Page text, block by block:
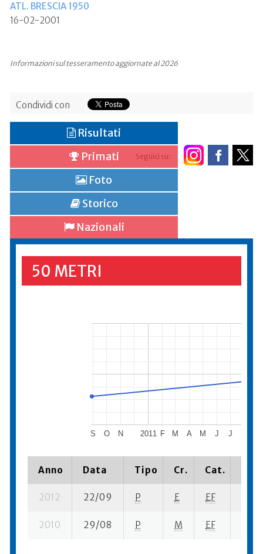
ATL. BRESCIA 1950
16-02-2001
Informazioni sul tesseramento aggiornate al 2026
Condividi con
Seguici su:
Risultati
Primati
Foto
Storico
Nazionali
50 METRI
2011
S O N F M A M J J
Anno Data Tipo Cr. Cat.
2012 22/09 P E EF
2010 29/08 P M EF